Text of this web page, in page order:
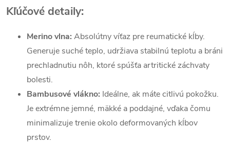
Kľúčové detaily:
Merino vlna: Absolútny víťaz pre reumatické kĺby.
Generuje suché teplo, udržiava stabilnú teplotu a bráni
prechladnutiu nôh, ktoré spúšťa artritické záchvaty
bolesti.
Bambusové vlákno: Ideálne, ak máte citlivú pokožku.
Je extrémne jemné, mäkké a poddajné, vďaka čomu
minimalizuje trenie okolo deformovaných kĺbov
prstov.